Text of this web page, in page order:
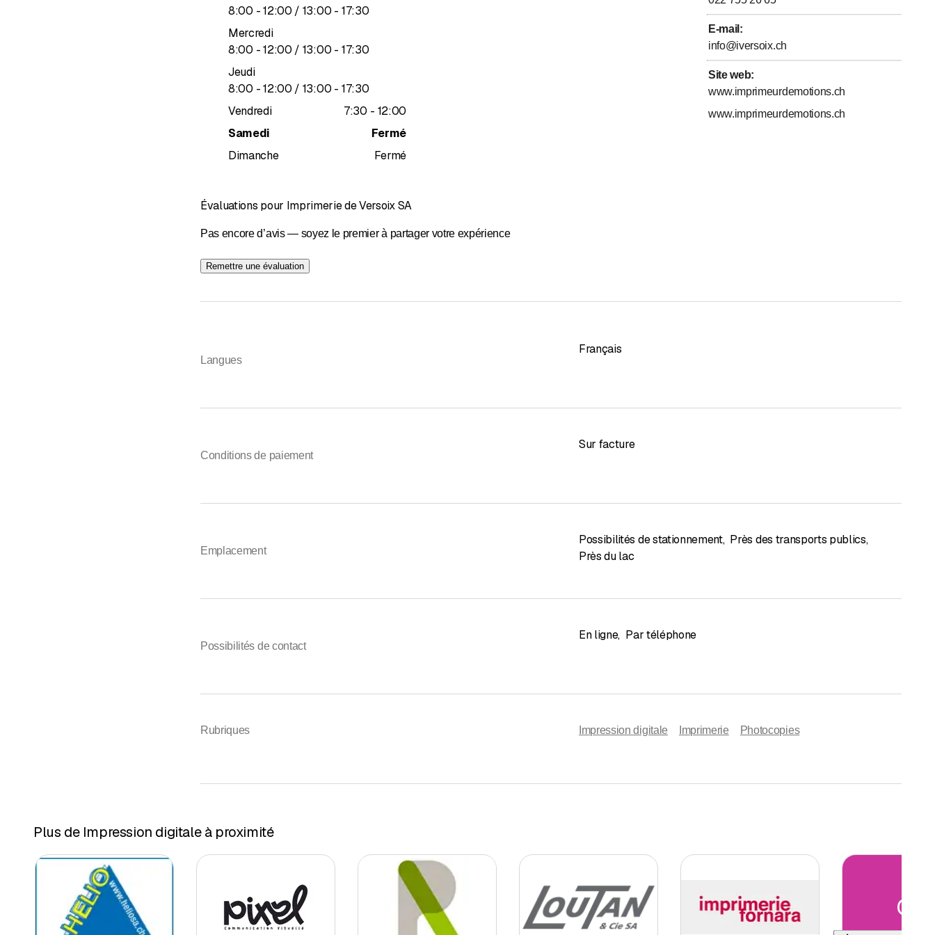
8:00 - jusqu’à
12:00 / 13:00 - jusqu’à
17:30
Mercredi
8:00 - jusqu’à
12:00 / 13:00 - jusqu’à
17:30
Jeudi
8:00 - jusqu’à
12:00 / 13:00 - jusqu’à
17:30
Vendredi
7:30 - jusqu’à
12:00
Samedi
Fermé
Dimanche
Fermé
E-mail :
info@iversoix.ch
Site web:
www.imprimeurdemotions.ch
www.imprimeurdemotions.ch
Évaluations pour Imprimerie de Versoix SA
Pas encore d’avis — soyez le premier à partager votre expérience
Remettre une évaluation
Langues
Français
Conditions de paiement
Sur facture
Emplacement
Possibilités de stationnement, Près des transports publics,
Près du lac
Possibilités de contact
En ligne, Par téléphone
Rubriques Impression digitale Imprimerie Photocopies
Plus de Impression digitale à proximité
CP